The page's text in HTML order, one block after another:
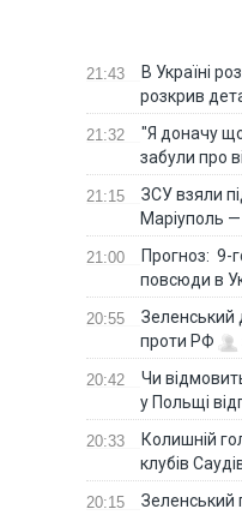
21:43
В Україні
розкрив
21:32
"Я доначу
забули про
21:15
ЗСУ взяли
Маріуполь
21:00
Прогноз: 9-
повсюди в
20:55
Зеленський
проти РФ
20:42
Чи
у Польщі
20:33
Колишній
клубів
20:15 Зеленський